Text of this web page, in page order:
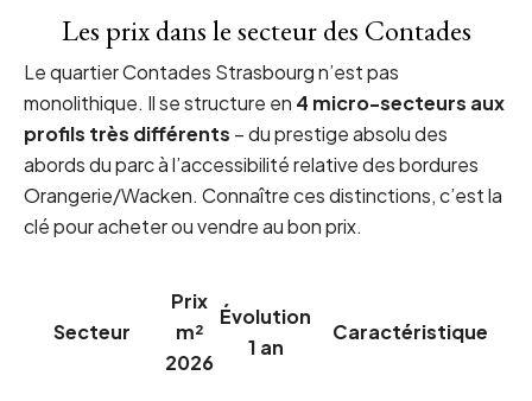
Les prix dans le secteur des Contades
Le quartier Contades Strasbourg n’est pas
monolithique. Il se structure en 4 micro-secteurs aux
profils très différents – du prestige absolu des
abords du parc à l’accessibilité relative des bordures
Orangerie/Wacken. Connaître ces distinctions, c’est la
clé pour acheter ou vendre au bon prix.
Secteur
Prix
m²
2026
Évolution
1 an
Caractéristique